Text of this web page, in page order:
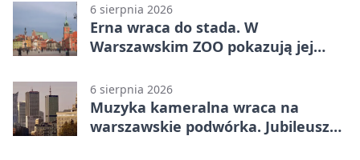
6 sierpnia 2026
Erna wraca do stada. W
Warszawskim ZOO pokazują jej
6 sierpnia 2026
Muzyka kameralna wraca na
warszawskie podwórka. Jubileusz